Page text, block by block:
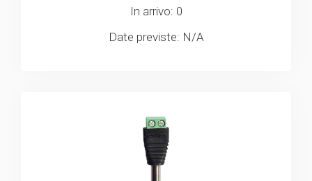
In arrivo: 0
Date previste: N/A